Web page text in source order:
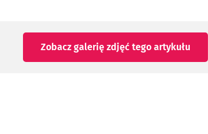
Zobacz galerię zdjęć tego artykułu